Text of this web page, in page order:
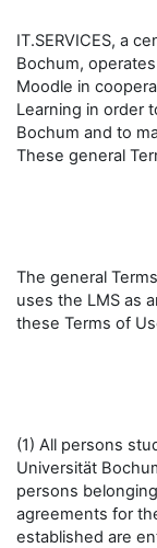
IT.SERVICES, a
Bochum,
Moodle in
Learning in order
Bochum and to
These general
The general
uses the LMS as
these Terms of
(1) All persons
Universität
persons
agreements for
established are